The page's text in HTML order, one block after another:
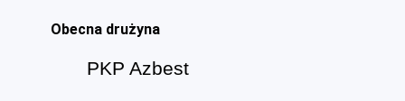
Obecna drużyna
PKP Azbest